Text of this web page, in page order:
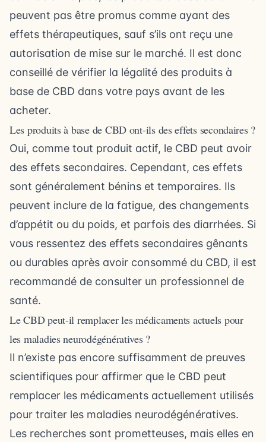
peuvent pas être promus comme ayant des
effets thérapeutiques, sauf s’ils ont reçu une
autorisation de mise sur le marché. Il est donc
conseillé de vérifier la légalité des produits à
base de CBD dans votre pays avant de les
acheter.
Les produits à base de CBD ont-ils des effets secondaires ?
Oui, comme tout produit actif, le CBD peut avoir
des effets secondaires. Cependant, ces effets
sont généralement bénins et temporaires. Ils
peuvent inclure de la fatigue, des changements
d’appétit ou du poids, et parfois des diarrhées. Si
vous ressentez des effets secondaires gênants
ou durables après avoir consommé du CBD, il est
recommandé de consulter un professionnel de
santé.
Le CBD peut-il remplacer les médicaments actuels pour
les maladies neurodégénératives ?
Il n’existe pas encore suffisamment de preuves
scientifiques pour affirmer que le CBD peut
remplacer les médicaments actuellement utilisés
pour traiter les maladies neurodégénératives.
Les recherches sont prometteuses, mais elles en